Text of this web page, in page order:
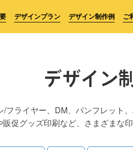
デザインプラン デザイン制作例 ご
デザイン
/フライヤー、DM、パンフレット
促グッズ印刷など、さまざまな